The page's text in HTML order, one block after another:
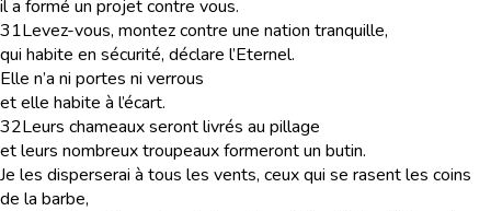
il a formé un projet contre vous.
31Levez-vous, montez contre une nation tranquille,
qui habite en sécurité, déclare l’Eternel.
Elle n’a ni portes ni verrous
et elle habite à l’écart.
32Leurs chameaux seront livrés au pillage
et leurs nombreux troupeaux formeront un butin.
Je les disperserai à tous les vents, ceux qui se rasent les coins
de la barbe,